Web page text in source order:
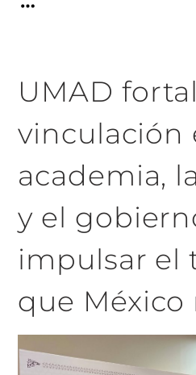
UMAD
vinculación
academia,
y el
impulsar el
que México